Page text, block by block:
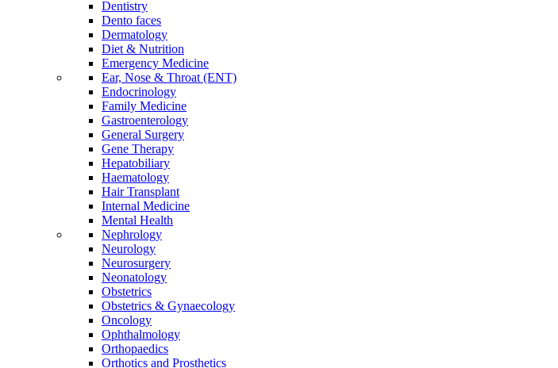
Dentistry
Dento faces
Dermatology
Diet & Nutrition
Emergency Medicine
Ear, Nose & Throat (ENT)
Endocrinology
Family Medicine
Gastroenterology
General Surgery
Gene Therapy
Hepatobiliary
Haematology
Hair Transplant
Internal Medicine
Mental Health
Nephrology
Neurology
Neurosurgery
Neonatology
Obstetrics
Obstetrics & Gynaecology
Oncology
Ophthalmology
Orthopaedics
Orthotics and Prosthetics